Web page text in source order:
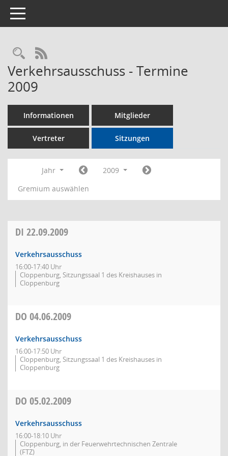
Toggle navigation
Rechercheauswahl
RSS-Feed
Verkehrsausschuss - Termine
2009
Informationen Mitglieder
Vertreter Sitzungen
Jahr
2009
Gremium auswählen
DI 22.09.2009
Verkehrsausschuss
16:00-17:40 Uhr
Cloppenburg, Sitzungssaal 1 des Kreishauses in
Cloppenburg
DO 04.06.2009
Verkehrsausschuss
16:00-17:50 Uhr
Cloppenburg, Sitzungssaal 1 des Kreishauses in
Cloppenburg
DO 05.02.2009
Verkehrsausschuss
16:00-18:10 Uhr
Cloppenburg, in der Feuerwehrtechnischen Zentrale
(FTZ)